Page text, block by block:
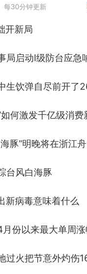
每30分钟更新
开新局
局启动Ⅰ级防台应急
生饮弹自尽前开了
台风白海豚
新病毒意味着什么
份以来最大单周
过火把节意外灼伤